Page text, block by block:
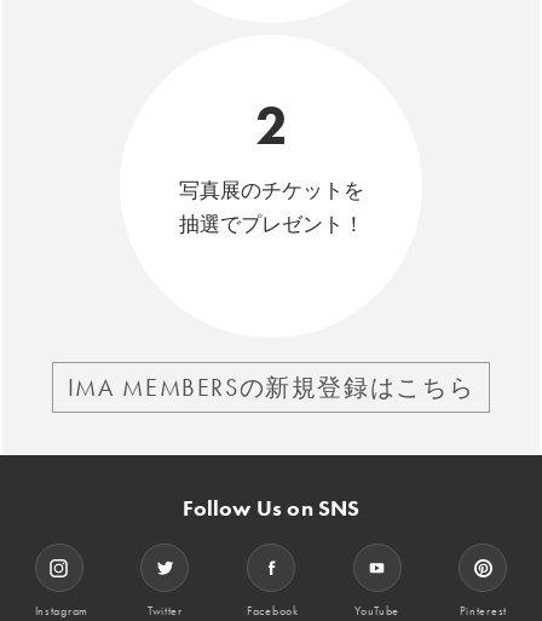
2
写真展のチケットを
抽選でプレゼント！
IMA MEMBERSの新規登録はこちら
Follow Us on SNS
Instagram Twitter Facebook YouTube Pinterest